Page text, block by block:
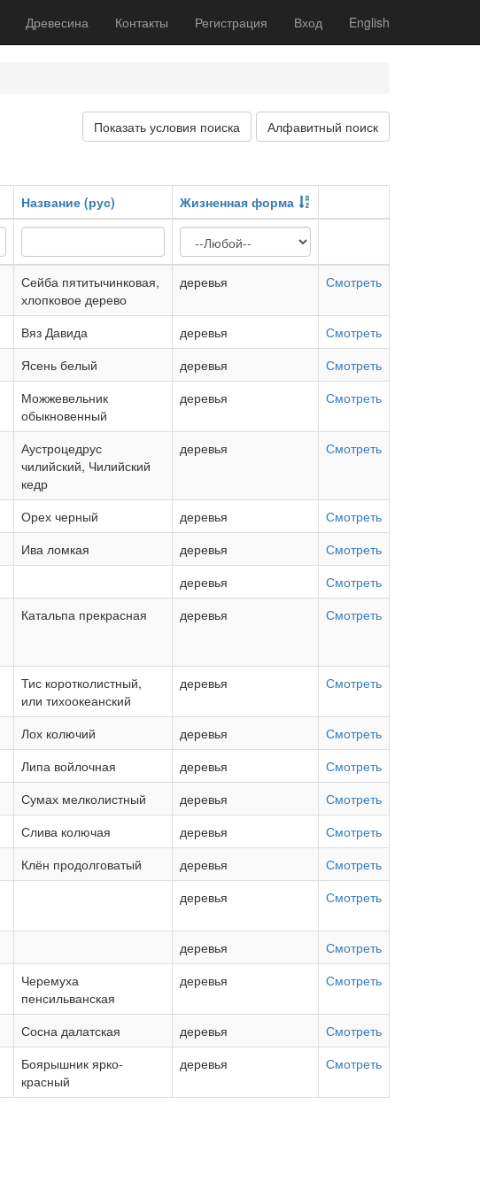
Древесина Контакты Регистрация Вход English
Показать условия поиска Алфавитный поиск
Название (рус) Жизненная форма
Сейба пятитычинковая,
хлопковое дерево
деревья Смотреть
Вяз Давида деревья
Смотреть
Ясень белый деревья
Смотреть
Можжевельник
обыкновенный
деревья Смотреть
Аустроцедрус
чилийский, Чилийский
кедр
деревья Смотреть
Орех черный деревья
Смотреть
Ива ломкая деревья
Смотреть
деревья
Смотреть
Катальпа прекрасная деревья Смотреть
Тис коротколистный,
или тихоокеанский
деревья Смотреть
Лох колючий деревья
Смотреть
Липа войлочная деревья
Смотреть
Сумах мелколистный деревья
Смотреть
Слива колючая деревья
Смотреть
Клён продолговатый деревья
Смотреть
деревья Смотреть
деревья
Смотреть
Черемуха
пенсильванская
деревья Смотреть
Сосна далатская деревья
Смотреть
Боярышник ярко-
красный
деревья Смотреть